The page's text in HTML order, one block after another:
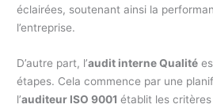
éclairées, soutenant ainsi la
l’entreprise.
D’autre part, l’audit interne Qualité
étapes. Cela commence par une
l’auditeur ISO 9001établit les critères